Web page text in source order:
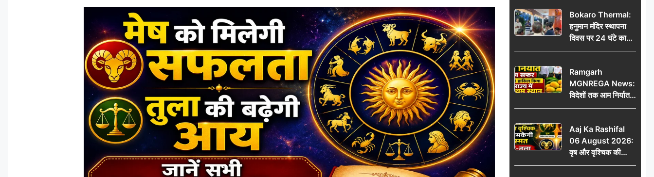
कवायद?
Bokaro Thermal:
हनुमान मंदिर स्थापना
दिवस पर 24 घंटे का
अखंड हरि कीर्तन,
थर्मल
Ramgarh
MGNREGA News:
विदेशों तक आम निर्यात
का सफर, जिले ने
प्रथम स्थान
Aaj Ka Rashifal
06 August 2026:
वृष और वृश्चिक की
चमकेगी किस्मत, मेष-